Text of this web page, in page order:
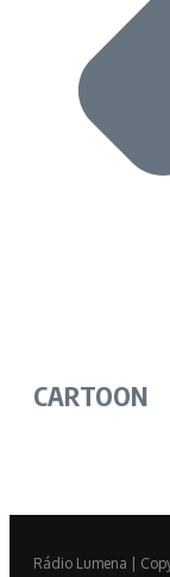
CARTOON
Rádio Lumena |